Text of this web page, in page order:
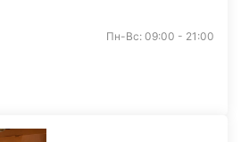
Пн-Вс: 09:00 - 21:00